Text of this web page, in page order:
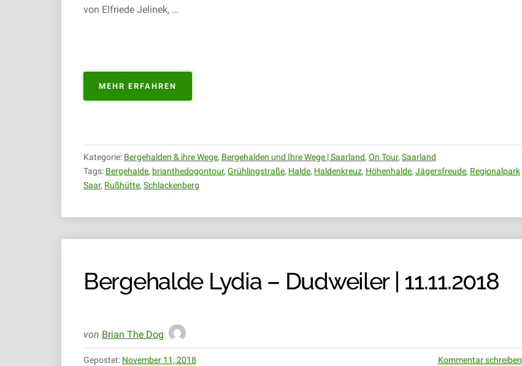
von Elfriede Jelinek, …
MEHR ERFAHREN
JÄGERSFREUDE/GRÜHLINGSTRASSE –
Kategorie: Bergehalden & ihre Wege, Bergehalden und Ihre Wege | Saarland, On Tour, Saarland
Tags: Bergehalde, brianthedogontour, Grühlingstraße, Halde, Haldenkreuz, Höhenhalde, Jägersfreude, Regionalpark
Saar, Rußhütte, Schlackenberg
Bergehalde Lydia – Dudweiler | 11.11.2018
von Brian The Dog
Gepostet: November 11, 2018 Kommentar schreiben